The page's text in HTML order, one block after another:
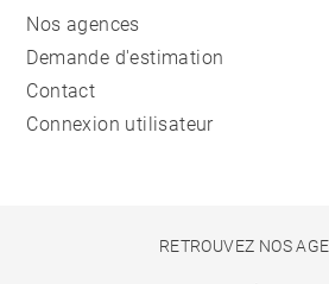
Nos agences
Demande d'estimation
Contact
Connexion utilisateur
RETROUVEZ NOS